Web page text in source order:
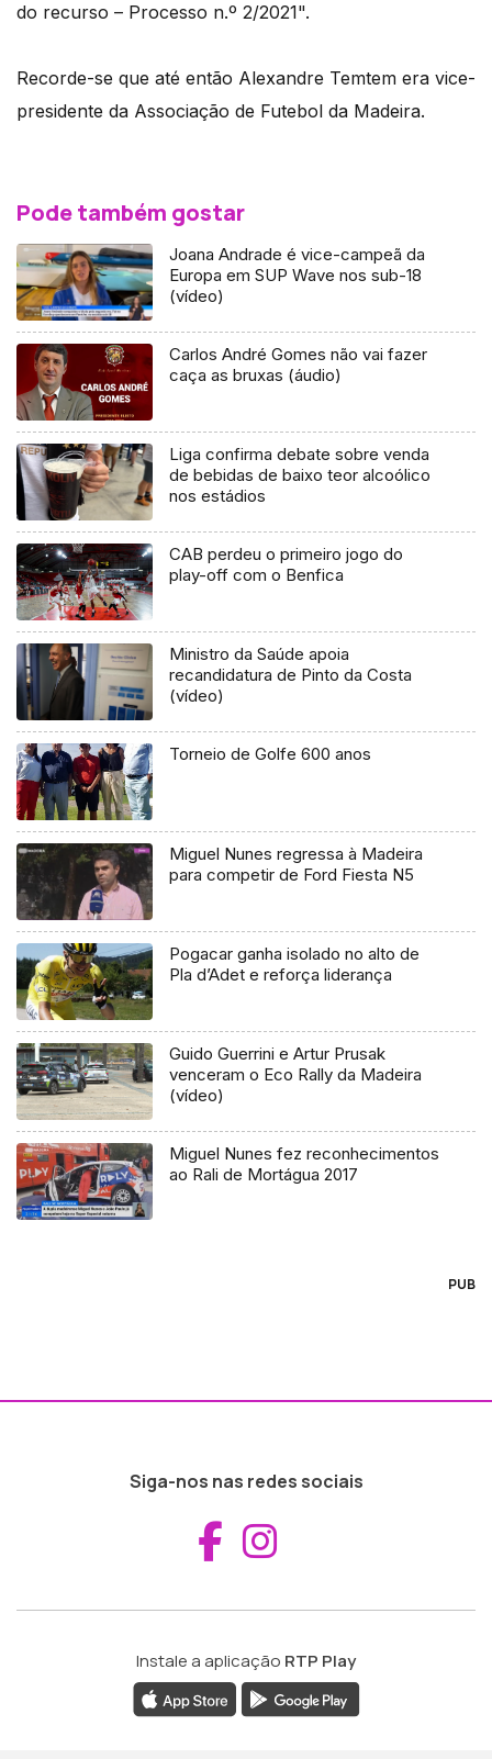
do recurso – Processo n.º 2/2021".
Recorde-se que até então Alexandre Temtem era vice-
presidente da Associação de Futebol da Madeira.
Pode também gostar
Joana Andrade é vice-campeã da
Europa em SUP Wave nos sub-18
(vídeo)
Carlos André Gomes não vai fazer
caça as bruxas (áudio)
Liga confirma debate sobre venda
de bebidas de baixo teor alcoólico
nos estádios
CAB perdeu o primeiro jogo do
play-off com o Benfica
Ministro da Saúde apoia
recandidatura de Pinto da Costa
(vídeo)
Torneio de Golfe 600 anos
Miguel Nunes regressa à Madeira
para competir de Ford Fiesta N5
Pogacar ganha isolado no alto de
Pla d’Adet e reforça liderança
Guido Guerrini e Artur Prusak
venceram o Eco Rally da Madeira
(vídeo)
Miguel Nunes fez reconhecimentos
ao Rali de Mortágua 2017
PUB
Siga-nos nas redes sociais
Aceder ao
Instale a aplicação RTP Play